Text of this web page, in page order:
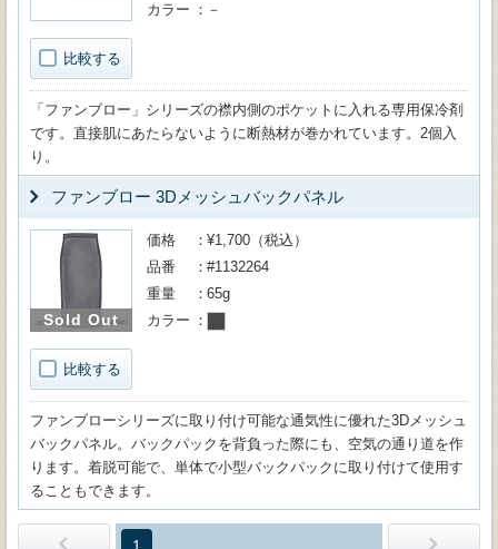
比較する
カラー
－
「ファンブロー」シリーズの襟内側のポケットに入れる専用保冷剤
です。直接肌にあたらないように断熱材が巻かれています。2個入
り。
ファンブロー 3Dメッシュバックパネル
Sold Out
比較する
価格
¥1,700（税込）
品番
#1132264
重量
65g
カラー
ファンブローシリーズに取り付け可能な通気性に優れた3Dメッシュ
バックパネル。バックパックを背負った際にも、空気の通り道を作
ります。着脱可能で、単体で小型バックパックに取り付けて使用す
ることもできます。